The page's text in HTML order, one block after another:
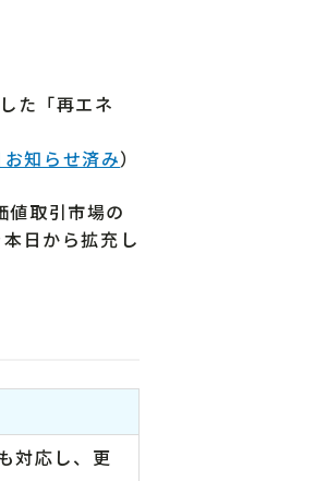
た「再エネ
知らせ済み）
取引市場の
日から拡充し
対応し、更